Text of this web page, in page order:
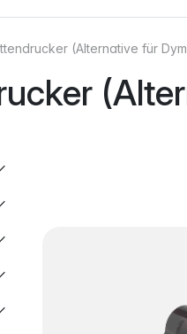
(Alternative für